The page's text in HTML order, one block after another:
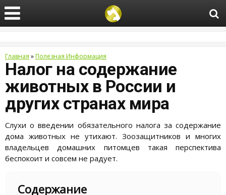
Главная »Полезная Информация
Налог на содержание
животных в России и
других странах мира
Слухи о введении обязательного налога за содержание
дома животных не утихают. Зоозащитников и многих
владельцев домашних питомцев такая перспектива
беспокоит и совсем не радует.
Содержание